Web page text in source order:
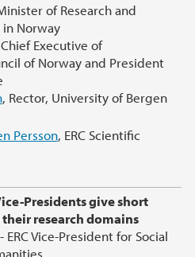
of Research and
Norway
Executive of
of Norway and President
, Rector, University of Bergen
Persson, ERC Scientific
Presidents give short
research domains
ERC Vice-President for Social